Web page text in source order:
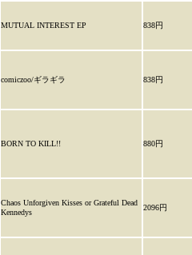
MUTUAL INTEREST EP 838円
comiczoo/ギラギラ 838円
BORN TO KILL!! 880円
Chaos Unforgiven Kisses or Grateful Dead
Kennedys
2096円